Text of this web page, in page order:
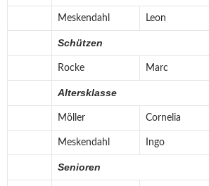
Meskendahl Leon
Schützen
Rocke Marc
Altersklasse
Möller Cornelia
Meskendahl Ingo
Senioren